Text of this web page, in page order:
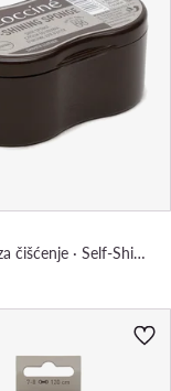
Spužva za čišćenje · Self-Shining Sponge 55/03/01/Z/V3